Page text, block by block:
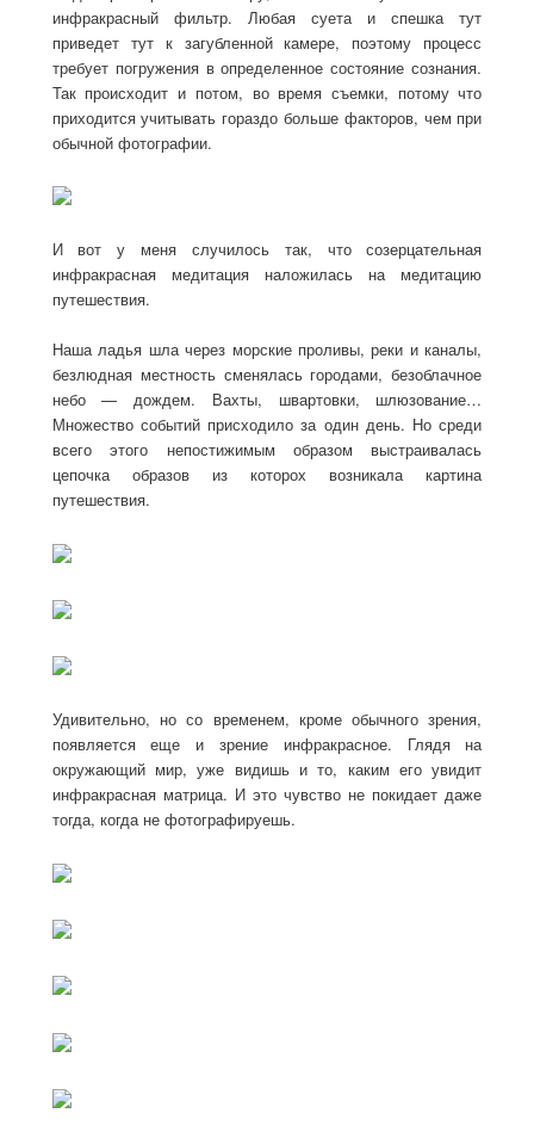
инфракрасный фильтр. Любая суета и спешка тут
приведет тут к загубленной камере, поэтому процесс
требует погружения в определенное состояние сознания.
Так происходит и потом, во время съемки, потому что
приходится учитывать гораздо больше факторов, чем при
обычной фотографии.
И вот у меня случилось так, что созерцательная
инфракрасная медитация наложилась на медитацию
путешествия.
Наша ладья шла через морские проливы, реки и каналы,
безлюдная местность сменялась городами, безоблачное
небо — дождем. Вахты, швартовки, шлюзование…
Множество событий присходило за один день. Но среди
всего этого непостижимым образом выстраивалась
цепочка образов из которох возникала картина
путешествия.
Удивительно, но со временем, кроме обычного зрения,
появляется еще и зрение инфракрасное. Глядя на
окружающий мир, уже видишь и то, каким его увидит
инфракрасная матрица. И это чувство не покидает даже
тогда, когда не фотографируешь.